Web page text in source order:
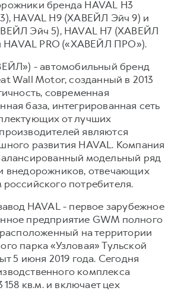
бренда HAVAL H3
HAVAL H9 (ХАВЕЙЛ Эйч 9) и
Эйч 5), HAVAL H7 (ХАВЕЙЛ
HAVAL PRO («ХАВЕЙЛ ПРО»).
- автомобильный бренд
Wall Motor, созданный в 2013
современная
база, интегрированная сеть
от лучших
являются
развития HAVAL. Компания
модельный ряд
внедорожников, отвечающих
потребителя.
HAVAL - первое зарубежное
предприятие GWM полного
на территории
парка «Узловая» Тульской
5 июня 2019 года. Сегодня
комплекса
158 кв.м. и включает цех